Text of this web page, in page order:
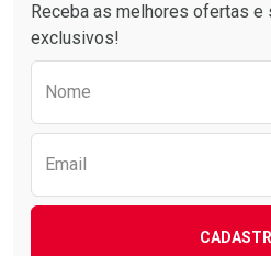
Receba as melhores ofertas e
exclusivos!
Nome
Email